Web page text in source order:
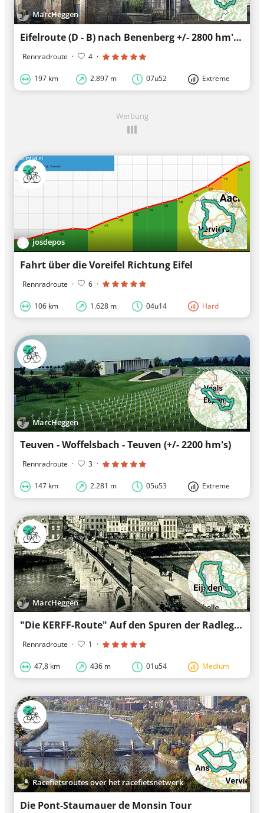
MarcHeggen
Eifelroute (D - B) nach Benenberg +/- 2800 hm's
Rennradroute · 4 ·
197 km 2.897 m 07u52 Extreme
Werbung
josdepos
Fahrt über die Voreifel Richtung Eifel
Rennradroute · 6 ·
106 km 1.628 m 04u14 Hard
MarcHeggen
Teuven - Woffelsbach - Teuven (+/- 2200 hm's)
Rennradroute · 3 ·
147 km 2.281 m 05u53 Extreme
MarcHeggen
"Die KERFF-Route" Auf den Spuren der Radlegende Marcel Kerff
Rennradroute · 1 ·
47,8 km 436 m 01u54 Medium
Racefietsroutes over het racefietsnetwerk
Die Pont-Staumauer de Monsin Tour